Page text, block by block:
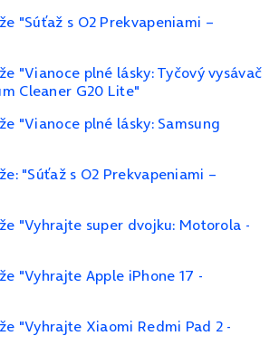
"Súťaž s O2 Prekvapeniami –
"Vianoce plné lásky: Tyčový vysávač
Cleaner G20 Lite"
"Vianoce plné lásky: Samsung
"Súťaž s O2 Prekvapeniami –
"Vyhrajte super dvojku: Motorola -
"Vyhrajte Apple iPhone 17 -
"Vyhrajte Xiaomi Redmi Pad 2 -